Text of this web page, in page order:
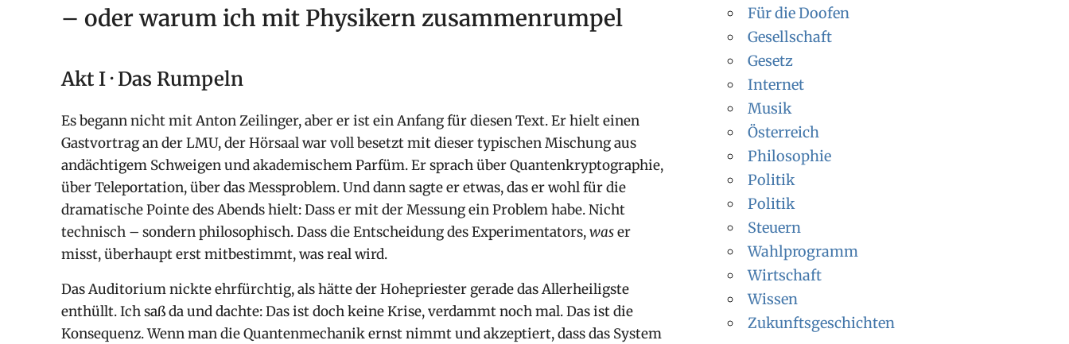
– oder warum ich mit Physikern zusammenrumpel
Akt I · Das Rumpeln
Es begann nicht mit Anton Zeilinger, aber er ist ein Anfang für diesen Text. Er hielt einen
Gastvortrag an der LMU, der Hörsaal war voll besetzt mit dieser typischen Mischung aus
andächtigem Schweigen und akademischem Parfüm. Er sprach über Quantenkryptographie,
über Teleportation, über das Messproblem. Und dann sagte er etwas, das er wohl für die
dramatische Pointe des Abends hielt: Dass er mit der Messung ein Problem habe. Nicht
technisch – sondern philosophisch. Dass die Entscheidung des Experimentators,waser
misst, überhaupt erst mitbestimmt, was real wird.
Das Auditorium nickte ehrfürchtig, als hätte der Hohepriester gerade das Allerheiligste
enthüllt. Ich saß da und dachte: Das ist doch keine Krise, verdammt noch mal. Das ist die
Konsequenz. Wenn man die Quantenmechanik ernst nimmt und akzeptiert, dass das System
Für die Doofen
Gesellschaft
Gesetz
Internet
Musik
Österreich
Philosophie
Politik
Politik
Steuern
Wahlprogramm
Wirtschaft
Wissen
Zukunftsgeschichten